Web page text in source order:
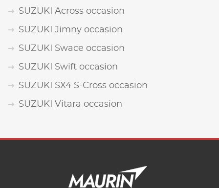
SUZUKI Across occasion
SUZUKI Jimny occasion
SUZUKI Swace occasion
SUZUKI Swift occasion
SUZUKI SX4 S-Cross occasion
SUZUKI Vitara occasion